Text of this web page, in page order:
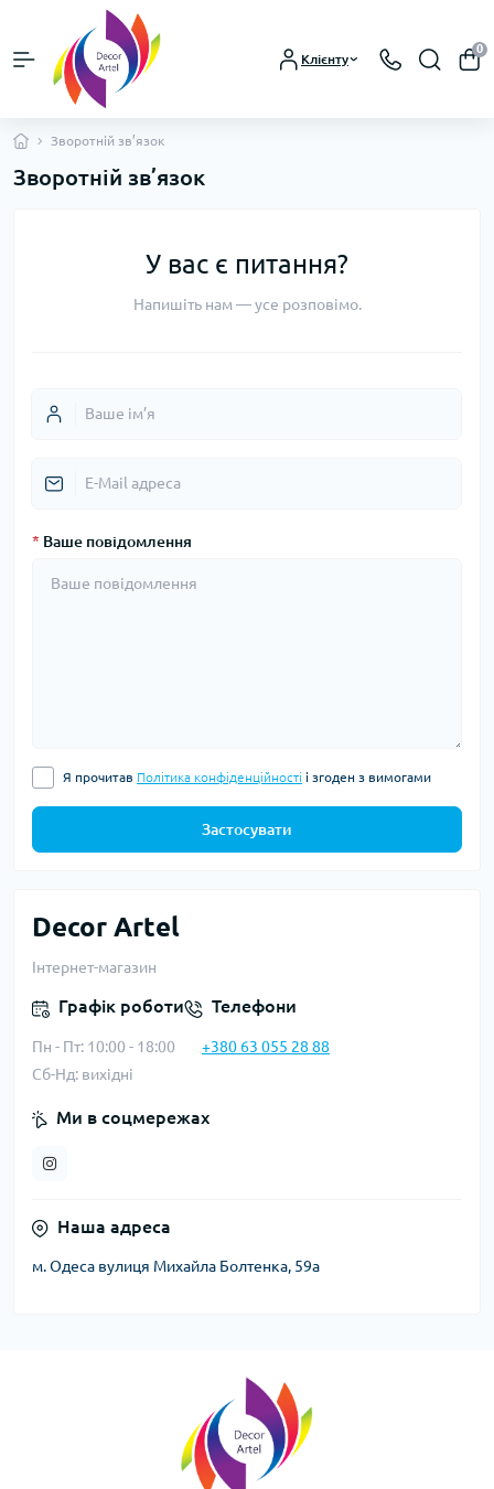
Клієнту
0
Зворотній зв’язок
Зворотній зв’язок
Decor Artel
Інтернет-магазин
Графік роботи
Пн - Пт: 10:00 - 18:00
Сб-Нд: вихідні
Телефони
+380 63 055 28 88
Ми в соцмережах
Наша адреса
м. Одеса вулиця Михайла Болтенка, 59а
У вас є питання?
Напишіть нам — усе розповімо.
* Ваше повідомлення
Я прочитав Політика конфіденційності і згоден з вимогами
Застосувати